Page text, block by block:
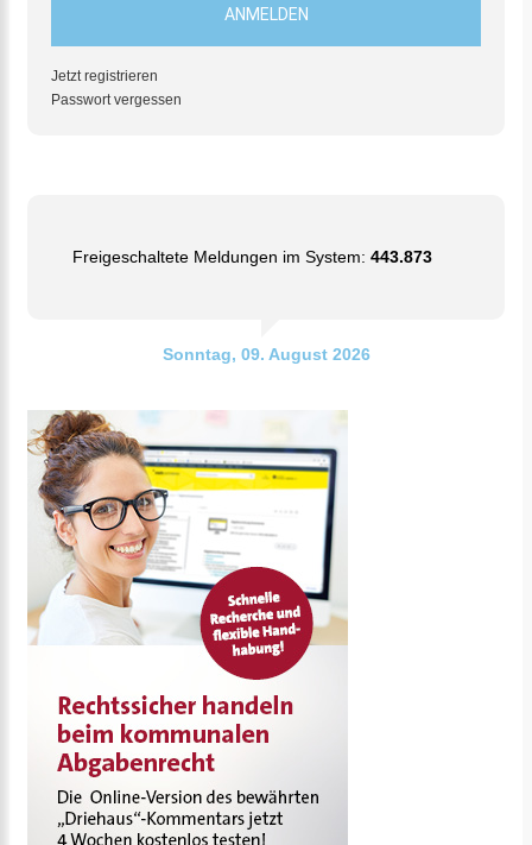
Jetzt registrieren
Passwort vergessen
Freigeschaltete Meldungen im System: 443.873
Sonntag, 09. August 2026